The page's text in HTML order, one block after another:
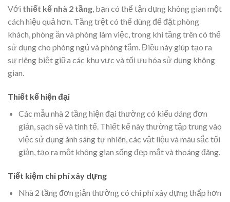
Với thiết kế nhà 2 tầng, bạn có thể tận dụng không gian một
cách hiệu quả hơn. Tầng trệt có thể dùng để đặt phòng
khách, phòng ăn và phòng làm việc, trong khi tầng trên có thể
sử dụng cho phòng ngủ và phòng tắm. Điều này giúp tạo ra
sự riêng biệt giữa các khu vực và tối ưu hóa sử dụng không
gian.
Thiết kế hiện đại
Các mẫu nhà 2 tầng hiện đại thường có kiểu dáng đơn
giản, sạch sẽ và tinh tế. Thiết kế này thường tập trung vào
việc sử dụng ánh sáng tự nhiên, các vật liệu và màu sắc tối
giản, tạo ra một không gian sống đẹp mắt và thoáng đãng.
Tiết kiệm chi phí xây dựng
Nhà 2 tầng đơn giản thường có chi phí xây dựng thấp hơn